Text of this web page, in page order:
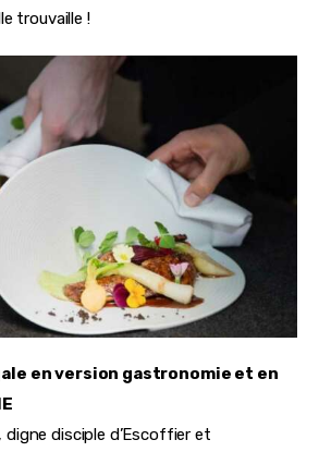
trouvaille !
en version gastronomie et en
disciple d’Escoffier et